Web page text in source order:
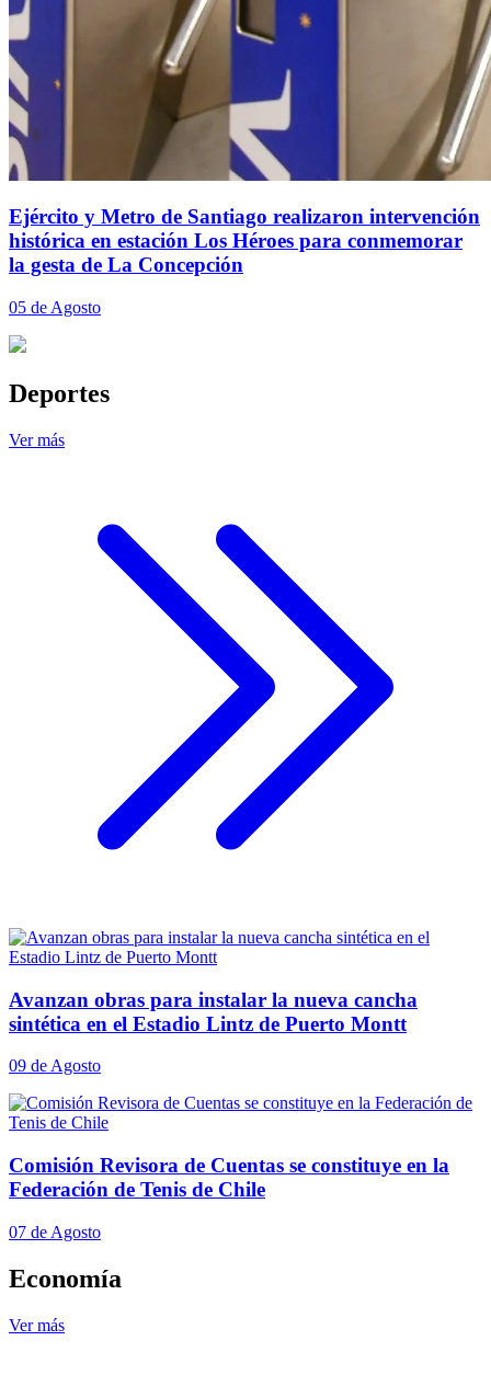
Ejército y Metro de Santiago realizaron intervención
histórica en estación Los Héroes para conmemorar
la gesta de La Concepción
05 de Agosto
Deportes
Ver más
Avanzan obras para instalar la nueva cancha
sintética en el Estadio Lintz de Puerto Montt
09 de Agosto
Comisión Revisora de Cuentas se constituye en la
Federación de Tenis de Chile
07 de Agosto
Economía
Ver más